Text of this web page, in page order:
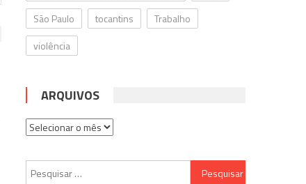
São Paulo
tocantins
Trabalho
violência
ARQUIVOS
Arquivos
Pesquisar